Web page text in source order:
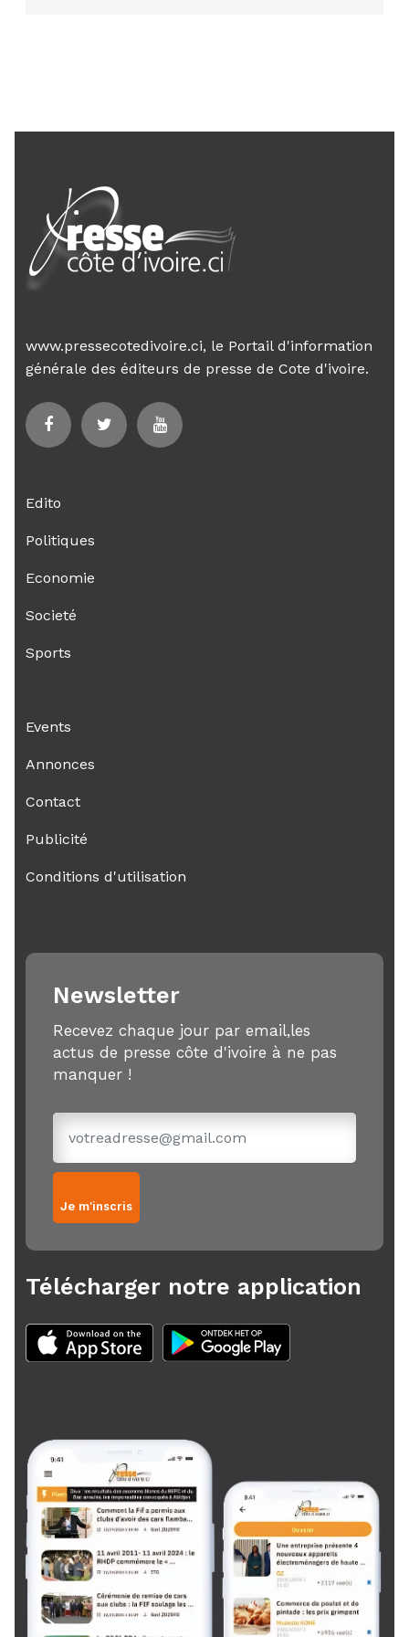
www.pressecotedivoire.ci, le Portail d'information
générale des éditeurs de presse de Cote d'ivoire.
Edito
Politiques
Economie
Societé
Sports
Events
Annonces
Contact
Publicité
Conditions d'utilisation
Newsletter
Recevez chaque jour par email,les
actus de presse côte d'ivoire à ne pas
manquer !
Je m'inscris
Télécharger notre application